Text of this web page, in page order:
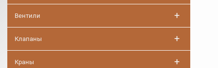
Вентили +
Клапаны +
Краны +